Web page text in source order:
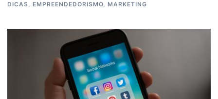
DICAS, EMPREENDEDORISMO, MARKETING